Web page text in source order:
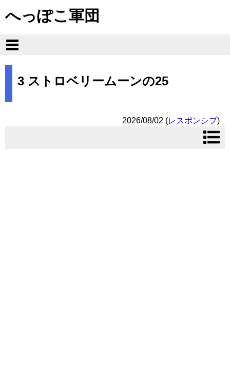
へっぽこ軍団
3 ストロベリームーンの25
2026/08/02 (レスポンシブ)